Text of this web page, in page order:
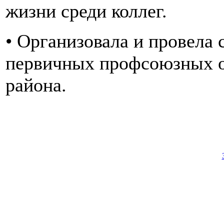
жизни среди коллег.
• Организовала и провела
первичных профсоюзных
района.